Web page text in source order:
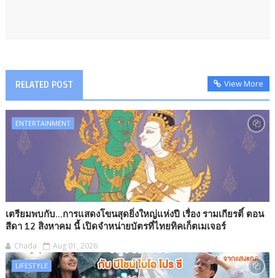
RELATED POST View More
ENTERTAINMENT
เตรียมพบกับ...การแสดงโขนสุดยิ่งใหญ่แห่งปี เรื่อง รามเกียรติ์ ตอน
สีดา 12 สิงหาคม นี้ เปิดจำหน่ายบัตรที่ไทยทิคเก็ตเมเจอร์
Chada Aug 01, 2026
LIFESTYLE